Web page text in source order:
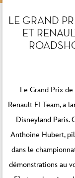
LE GRAND
ET
Le Grand Prix
Renault F1 Team, a
Disneyland Paris.
Anthoine Hubert,
dans le
démonstrations au